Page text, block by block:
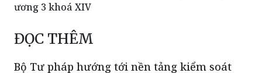
ương 3 khoá XIV
ĐỌC THÊM
Bộ Tư pháp hướng tới nền tảng kiểm soát